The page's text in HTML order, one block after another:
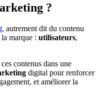
?
, autrement dit du contenu
marque : utilisateurs,
contenus dans une
digital pour renforcer
et améliorer la